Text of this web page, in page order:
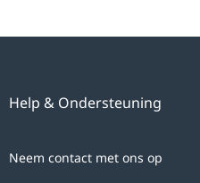
Help & Ondersteuning
Neem contact met ons op